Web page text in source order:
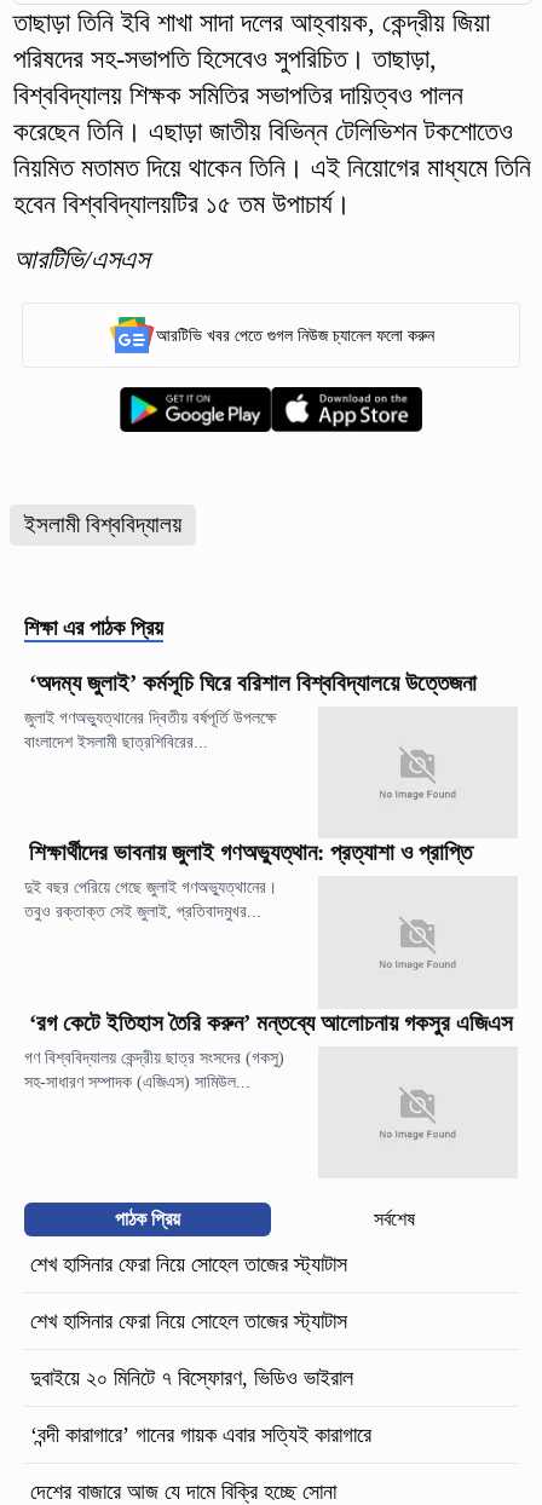
তাছাড়া তিনি ইবি শাখা সাদা দলের আহ্বায়ক, কেন্দ্রীয় জিয়া
পরিষদের সহ-সভাপতি হিসেবেও সুপরিচিত। তাছাড়া,
বিশ্ববিদ্যালয় শিক্ষক সমিতির সভাপতির দায়িত্বও পালন
করেছেন তিনি। এছাড়া জাতীয় বিভিন্ন টেলিভিশন টকশোতেও
নিয়মিত মতামত দিয়ে থাকেন তিনি। এই নিয়োগের মাধ্যমে তিনি
হবেন বিশ্ববিদ্যালয়টির ১৫ তম উপাচার্য।
আরটিভি/এসএস
আরটিভি খবর পেতে গুগল নিউজ চ্যানেল ফলো করুন
ইসলামী বিশ্ববিদ্যালয়
শিক্ষা এর পাঠক প্রিয়
‘অদম্য জুলাই’ কর্মসূচি ঘিরে বরিশাল বিশ্ববিদ্যালয়ে উত্তেজনা
জুলাই গণঅভ্যুত্থানের দ্বিতীয় বর্ষপূর্তি উপলক্ষে
বাংলাদেশ ইসলামী ছাত্রশিবিরের...
শিক্ষার্থীদের ভাবনায় জুলাই গণঅভ্যুত্থান: প্রত্যাশা ও প্রাপ্তি
দুই বছর পেরিয়ে গেছে জুলাই গণঅভ্যুত্থানের।
তবুও রক্তাক্ত সেই জুলাই, প্রতিবাদমুখর...
‘রগ কেটে ইতিহাস তৈরি করুন’ মন্তব্যে আলোচনায় গকসুর এজিএস
গণ বিশ্ববিদ্যালয় কেন্দ্রীয় ছাত্র সংসদের (গকসু)
সহ-সাধারণ সম্পাদক (এজিএস) সামিউল...
পাঠক প্রিয় সর্বশেষ
শেখ হাসিনার ফেরা নিয়ে সোহেল তাজের স্ট্যাটাস
শেখ হাসিনার ফেরা নিয়ে সোহেল তাজের স্ট্যাটাস
দুবাইয়ে ২০ মিনিটে ৭ বিস্ফোরণ, ভিডিও ভাইরাল
‘বন্দী কারাগারে’ গানের গায়ক এবার সত্যিই কারাগারে
দেশের বাজারে আজ যে দামে বিক্রি হচ্ছে সোনা